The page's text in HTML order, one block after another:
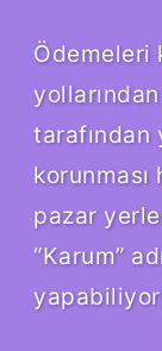
Ödemeleri
tarafından
korunması
pazar
“Karum”